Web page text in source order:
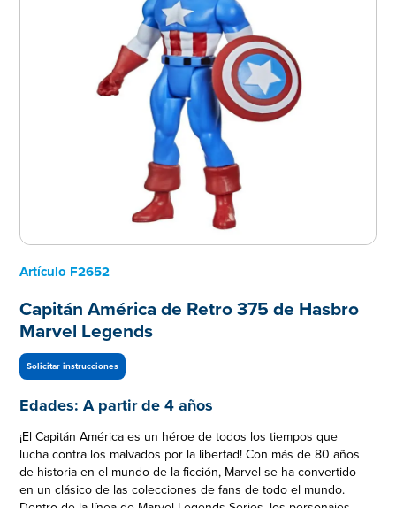
Artículo F2652
Capitán América de Retro 375 de Hasbro
Marvel Legends
Solicitar instrucciones
Edades: A partir de 4 años
¡El Capitán América es un héroe de todos los tiempos que
lucha contra los malvados por la libertad! Con más de 80 años
de historia en el mundo de la ficción, Marvel se ha convertido
en un clásico de las colecciones de fans de todo el mundo.